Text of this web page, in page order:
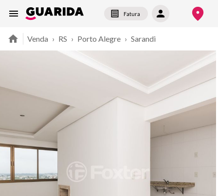
Fatura
Venda › RS › Porto Alegre › Sarandi